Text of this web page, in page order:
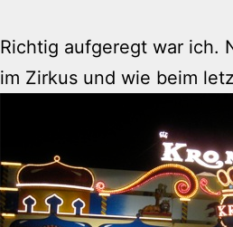
Richtig aufgeregt war ich.
im Zirkus und wie beim